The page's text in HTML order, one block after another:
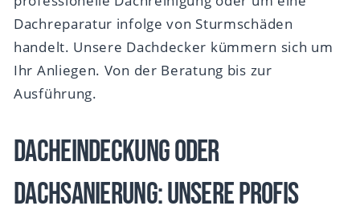
Dachreparatur infolge von Sturmschäden
handelt. Unsere Dachdecker kümmern sich um
Ihr Anliegen. Von der Beratung bis zur
Ausführung.
Dacheindeckung oder
Dachsanierung: Unsere Profis